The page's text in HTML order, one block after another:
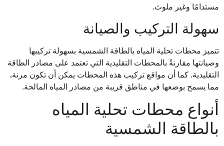
مستدامًا وغير ملوث.
سهولة التركيب والصيانة
تتميز محطات تحلية المياه بالطاقة الشمسية بسهولة تركيبها
وصيانتها مقارنةً بالمحطات التقليدية التي تعتمد على مصادر الطاقة
التقليدية. كما أن مواقع تركيب هذه المحطات يمكن أن تكون مرنة،
مما يسمح بوضعها في مناطق قريبة من مصادر المياه المالحة.
أنواع محطات تحلية المياه
بالطاقة الشمسية